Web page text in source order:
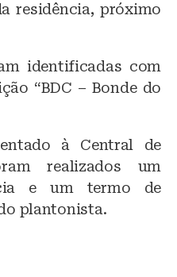
residência, próximo
identificadas com
“BDC – Bonde do
à Central de
realizados um
e um termo de
plantonista.